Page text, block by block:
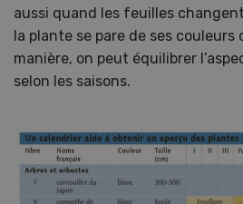
aussi quand les feuilles
la plante se pare de ses couleurs
manière, on peut équilibrer
selon les saisons.